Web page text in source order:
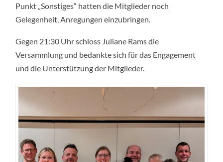
Punkt „Sonstiges“ hatten die Mitglieder noch
Gelegenheit, Anregungen einzubringen.
Gegen 21:30 Uhr schloss Juliane Rams die
Versammlung und bedankte sich für das Engagement
und die Unterstützung der Mitglieder.